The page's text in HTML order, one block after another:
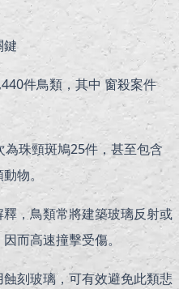
件鳥類，其中 窗殺案件
珠頸斑鳩25件，甚至包含
物。
，鳥類常將建築玻璃反射或
而高速撞擊受傷。
刻玻璃，可有效避免此類悲